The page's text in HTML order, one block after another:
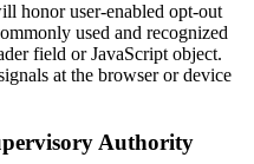
honor user-enabled opt-out
used and recognized
field or JavaScript object.
at the browser or device
Authority